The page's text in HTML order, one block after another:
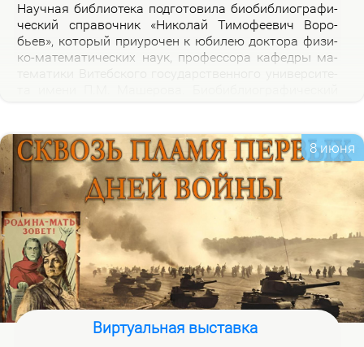
На­уч­ная биб­лио­те­ка под­го­то­ви­ла био­биб­лио­гра­фи­
че­ский спра­воч­ник «Ни­ко­лай Ти­мо­фе­е­вич Во­ро­
бьев», ко­то­рый при­уро­чен к юби­лею док­то­ра физи­
ко-ма­те­ма­ти­че­ских на­ук, про­фес­со­ра ка­фед­ры ма­
2026 го­дов и пуб­ли­ка­ций о нем и его ра­бо­тах. Спра­
воч­ник пред­на­зна­чен для на­уч­ных ра­бот­ни­ков, пре­
по­да­ва­те­лей, ас­пи­ран­тов, сту­ден­тов, всех тех, кто
ин­те­ре­су­ет­ся тео­ри­ей клас­сов ко­неч­ных групп и ме­
то­ди­кой пре­по­да­ва­ния ма­те­ма­ти­ки в шко­ле и ву­зе,
а так­же жиз­нью и де­я­тель­но­стью Ни­ко­лая Ти­мо­фе­
е­ви­ча Во­ро­бье­ва.
8 июня
Виртуальная выставка